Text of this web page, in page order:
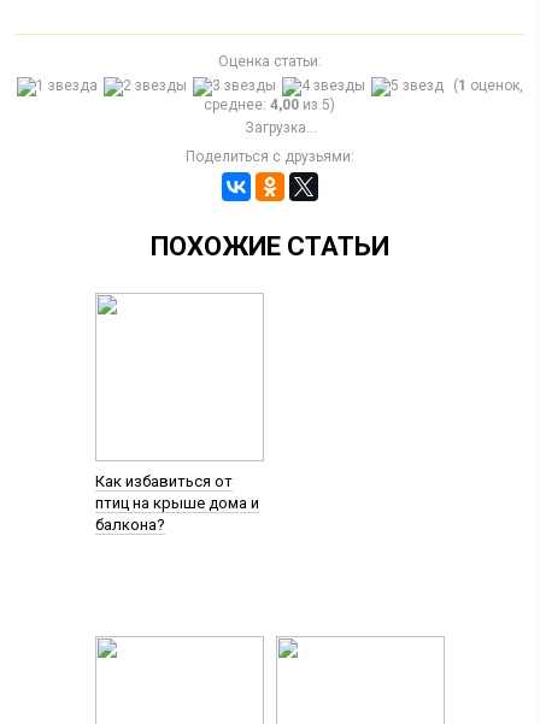
Оценка статьи:
(1 оценок,
среднее:4,00 из 5)
Загрузка...
Поделиться с друзьями:
ПОХОЖИЕ СТАТЬИ
Как избавиться от
птиц на крыше дома и
балкона?